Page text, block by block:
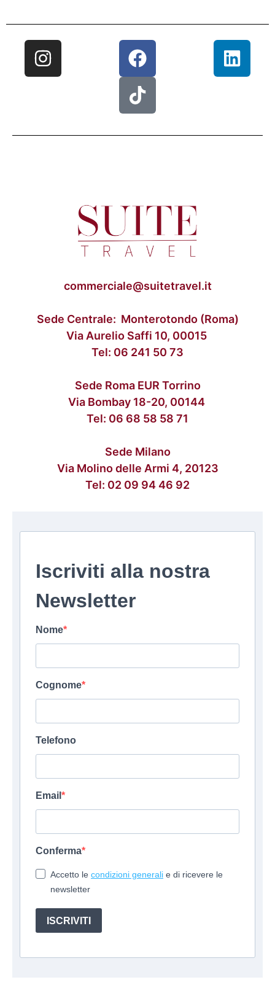
commerciale@suitetravel.it
Sede Centrale: Monterotondo (Roma)
Via Aurelio Saffi 10, 00015
Tel: 06 241 50 73
Sede Roma EUR Torrino
Via Bombay 18-20, 00144
Tel: 06 68 58 58 71
Sede Milano
Via Molino delle Armi 4, 20123
Tel: 02 09 94 46 92
Iscriviti alla nostra
Newsletter
Nome
Cognome
Telefono
Email
Conferma
Accetto le condizioni generali e di ricevere le
newsletter
ISCRIVITI